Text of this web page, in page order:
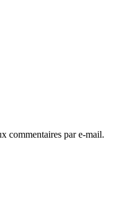
commentaires par e-mail.